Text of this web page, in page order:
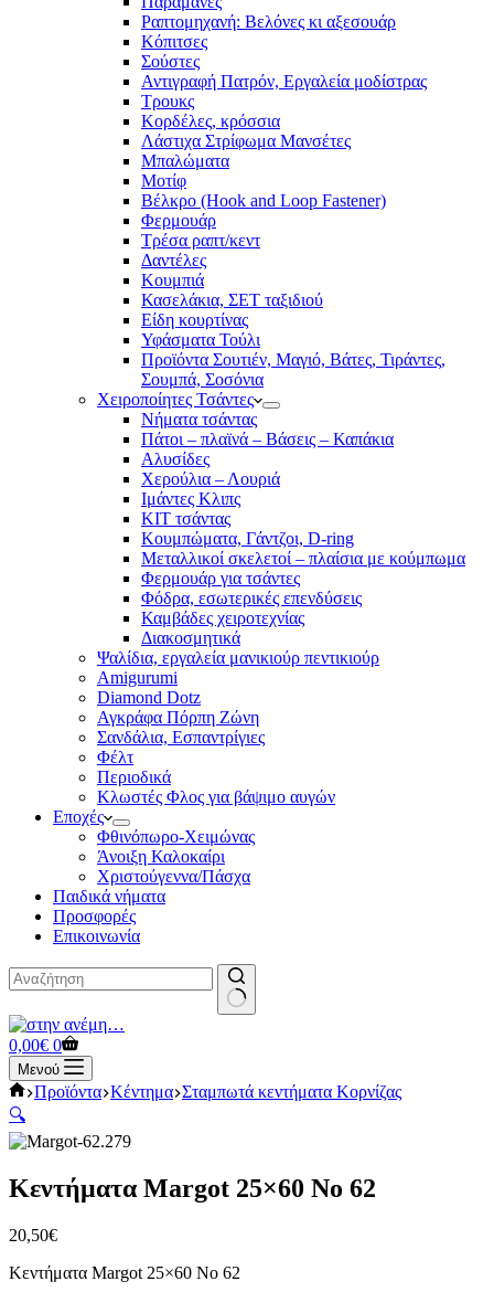
Ραπτομηχανή: Βελόνες κι αξεσουάρ
Κόπιτσες
Σούστες
Αντιγραφή Πατρόν, Εργαλεία μοδίστρας
Τρουκς
Κορδέλες, κρόσσια
Λάστιχα Στρίφωμα Μανσέτες
Μπαλώματα
Mοτίφ
Βέλκρο (Hook and Loop Fastener)
Φερμουάρ
Τρέσα ραπτ/κεντ
Δαντέλες
Κουμπιά
Κασελάκια, ΣΕΤ ταξιδιού
Είδη κουρτίνας
Υφάσματα Τούλι
Προϊόντα Σουτιέν, Μαγιό, Βάτες, Τιράντες,
Σουμπά, Σοσόνια
Χειροποίητες Τσάντες
Νήματα τσάντας
Πάτοι – πλαϊνά – Βάσεις – Καπάκια
Αλυσίδες
Χερούλια – Λουριά
Ιμάντες Κλιπς
ΚΙΤ τσάντας
Κουμπώματα, Γάντζοι, D-ring
Μεταλλικοί σκελετοί – πλαίσια με κούμπωμα
Φερμουάρ για τσάντες
Φόδρα, εσωτερικές επενδύσεις
Καμβάδες χειροτεχνίας
Διακοσμητικά
Ψαλίδια, εργαλεία μανικιούρ πεντικιούρ
Amigurumi
Diamond Dotz
Αγκράφα Πόρπη Ζώνη
Σανδάλια, Εσπαντρίγιες
Φέλτ
Περιοδικά
Κλωστές Φλος για βάψιμο αυγών
Εποχές
Φθινόπωρο-Χειμώνας
Άνοιξη Καλοκαίρι
Χριστούγεννα/Πάσχα
Παιδικά νήματα
Προσφορές
Επικοινωνία
No
results
Καλάθι
Αγορών
0,00€ 0
Μενού
Αρχική
Προϊόντα Κέντημα Σταμπωτά κεντήματα Κορνίζας
🔍
Κεντήματα Margot 25×60 Νο 62
20,50€
Κεντήματα Margot 25×60 Νο 62